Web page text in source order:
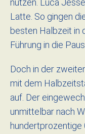
nutzen. Luca
Latte. So gingen
besten Halbzeit in
Führung in die
Doch in der
mit dem
auf. Der
unmittelbar nach
hundertprozentige